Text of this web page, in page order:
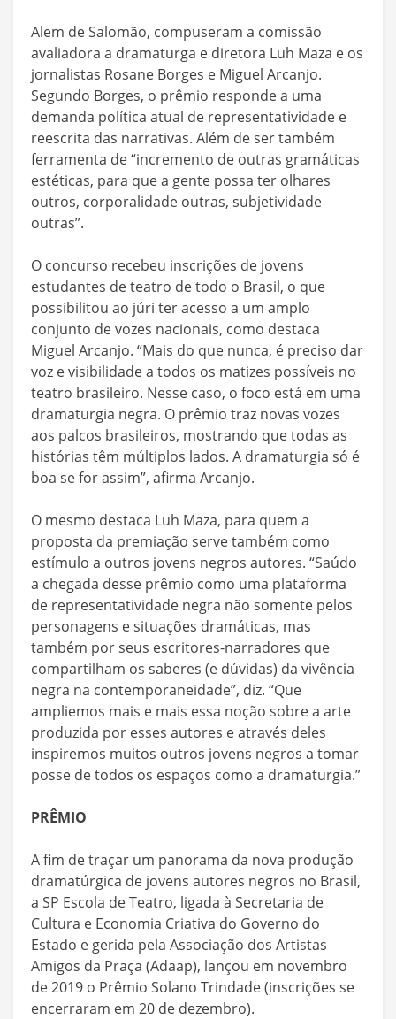
Alem de Salomão, compuseram a comissão
avaliadora a dramaturga e diretora Luh Maza e os
jornalistas Rosane Borges e Miguel Arcanjo.
Segundo Borges, o prêmio responde a uma
demanda política atual de representatividade e
reescrita das narrativas. Além de ser também
ferramenta de “incremento de outras gramáticas
estéticas, para que a gente possa ter olhares
outros, corporalidade outras, subjetividade
outras”.
O concurso recebeu inscrições de jovens
estudantes de teatro de todo o Brasil, o que
possibilitou ao júri ter acesso a um amplo
conjunto de vozes nacionais, como destaca
Miguel Arcanjo. “Mais do que nunca, é preciso dar
voz e visibilidade a todos os matizes possíveis no
teatro brasileiro. Nesse caso, o foco está em uma
dramaturgia negra. O prêmio traz novas vozes
aos palcos brasileiros, mostrando que todas as
histórias têm múltiplos lados. A dramaturgia só é
boa se for assim”, afirma Arcanjo.
O mesmo destaca Luh Maza, para quem a
proposta da premiação serve também como
estímulo a outros jovens negros autores. “Saúdo
a chegada desse prêmio como uma plataforma
de representatividade negra não somente pelos
personagens e situações dramáticas, mas
também por seus escritores-narradores que
compartilham os saberes (e dúvidas) da vivência
negra na contemporaneidade”, diz. “Que
ampliemos mais e mais essa noção sobre a arte
produzida por esses autores e através deles
inspiremos muitos outros jovens negros a tomar
posse de todos os espaços como a dramaturgia.”
PRÊMIO
A fim de traçar um panorama da nova produção
dramatúrgica de jovens autores negros no Brasil,
a SP Escola de Teatro, ligada à Secretaria de
Cultura e Economia Criativa do Governo do
Estado e gerida pela Associação dos Artistas
Amigos da Praça (Adaap), lançou em novembro
de 2019 o Prêmio Solano Trindade (inscrições se
encerraram em 20 de dezembro).